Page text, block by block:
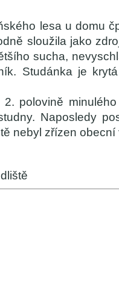
lesa u domu
sloužila jako
sucha,
Studánka je
polovině
Naposledy
nebyl zřízen obecní